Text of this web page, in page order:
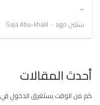
…
سنتين ago
Author
Saja Abu-khalil
أحدث المقالات
كم من الوقت يستغرق الدخول في